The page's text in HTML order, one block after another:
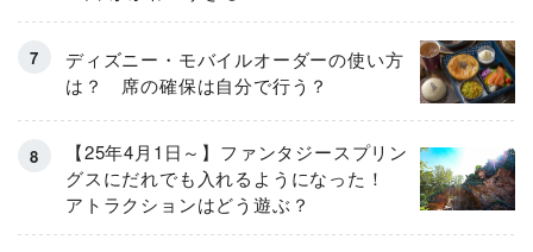
ディズニー・モバイルオーダーの使い方
は？ 席の確保は自分で行う？
【25年4月1日～】ファンタジースプリン
グスにだれでも入れるようになった！
アトラクションはどう遊ぶ？